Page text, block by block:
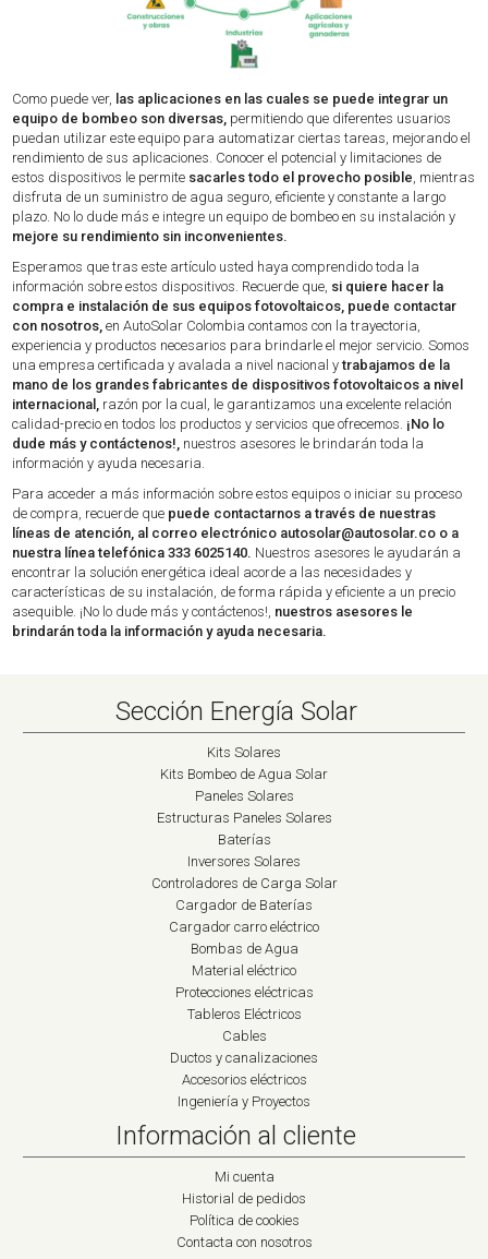
Como puede ver, las aplicaciones en las cuales se puede integrar un
equipo de bombeo son diversas, permitiendo que diferentes usuarios
puedan utilizar este equipo para automatizar ciertas tareas, mejorando el
rendimiento de sus aplicaciones. Conocer el potencial y limitaciones de
estos dispositivos le permite sacarles todo el provecho posible , mientras
disfruta de un suministro de agua seguro, eficiente y constante a largo
plazo. No lo dude más e integre un equipo de bombeo en su instalación y
mejore su rendimiento sin inconvenientes.
Esperamos que tras este artículo usted haya comprendido toda la
información sobre estos dispositivos. Recuerde que, si quiere hacer la
compra e instalación de sus equipos fotovoltaicos, puede contactar
con nosotros, en AutoSolar Colombia contamos con la trayectoria,
experiencia y productos necesarios para brindarle el mejor servicio. Somos
una empresa certificada y avalada a nivel nacional ytrabajamos de la
mano de los grandes fabricantes de dispositivos fotovoltaicos a nivel
internacional, razón por la cual, le garantizamos una excelente relación
calidad-precio en todos los productos y servicios que ofrecemos. ¡No lo
dude más y contáctenos!, nuestros asesores le brindarán toda la
información y ayuda necesaria.
Para acceder a más información sobre estos equipos o iniciar su proceso
de compra, recuerde que puede contactarnos a través de nuestras
líneas de atención, al correo electrónico autosolar@autosolar.co o a
nuestra línea telefónica 333 6025140. Nuestros asesores le ayudarán a
encontrar la solución energética ideal acorde a las necesidades y
características de su instalación, de forma rápida y eficiente a un precio
asequible. ¡No lo dude más y contáctenos!, nuestros asesores le
brindarán toda la información y ayuda necesaria.
Sección Energía Solar
Kits Solares
Kits Bombeo de Agua Solar
Paneles Solares
Estructuras Paneles Solares
Baterías
Inversores Solares
Controladores de Carga Solar
Cargador de Baterías
Cargador carro eléctrico
Bombas de Agua
Material eléctrico
Protecciones eléctricas
Tableros Eléctricos
Cables
Ductos y canalizaciones
Accesorios eléctricos
Ingeniería y Proyectos
Información al cliente
Mi cuenta
Historial de pedidos
Política de cookies
Contacta con nosotros